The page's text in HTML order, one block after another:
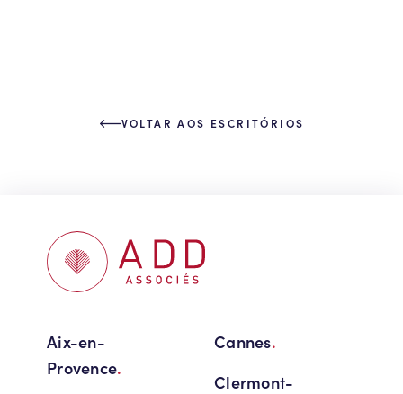
VOLTAR AOS ESCRITÓRIOS
Aix-en-
Provence.
Cannes.
Clermont-